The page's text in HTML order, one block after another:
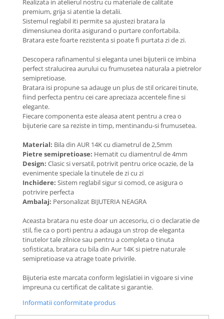
Coliere cu Flori
Coliere cu Animale
Coliere cu Molecule
Coliere Diverse
BRĂȚĂRI
BRĂȚĂRI CU ȘNUR REGLABIL
Brățări din Aur cu șnur reglabil
Brățări din Argint cu șnur reglabil
BRĂȚĂRI CU PIETRE SEMIPREȚIOASE
Brățări din Aur cu pietre
Brățări din Argint cu pietre
semiprețioase
Brățări elastice cu pietre
semiprețioase
BRĂȚĂRI DE PICIOR
Brățări de picior din Argint
COLIERE
Coliere cu mărgele colorate și
Argint
Coliere cu pietre semiprețioase
Realizata in atelierul nostru cu materiale de calitate
premium, grija si atentie la detalii.
Sistemul reglabil iti permite sa ajustezi bratara la
dimensiunea dorita asigurand o purtare confortabila.
Bratara este foarte rezistenta si poate fi purtata zi de zi.
Descopera rafinamentul si eleganta unei bijuterii ce imbina
perfect stralucirea aurului cu frumusetea naturala a pietrelor
semipretioase.
Bratara isi propune sa adauge un plus de stil oricarei tinute,
fiind perfecta pentru cei care apreciaza accentele fine si
elegante.
Fiecare componenta este aleasa atent pentru a crea o
bijuterie care sa reziste in timp, mentinandu-si frumusetea.
Material: Bila din AUR 14K cu diametrul de 2,5mm
Pietre semipretioase: Hematit cu diamentrul de 4mm
Design: Clasic si versatil, potrivit pentru orice ocazie, de la
evenimente speciale la tinutele de zi cu zi
Inchidere: Sistem reglabil sigur si comod, ce asigura o
potrivire perfecta
Ambalaj: Personalizat BIJUTERIA NEAGRA
Aceasta bratara nu este doar un accesoriu, ci o declaratie de
stil, fie ca o porti pentru a adauga un strop de eleganta
tinutelor tale zilnice sau pentru a completa o tinuta
sofisticata, bratara cu bila din Aur 14K si pietre naturale
semipretioase va atrage toate privirile.
Bijuteria este marcata conform legislatiei in vigoare si vine
impreuna cu certificat de calitate si garantie.
Informatii conformitate produs